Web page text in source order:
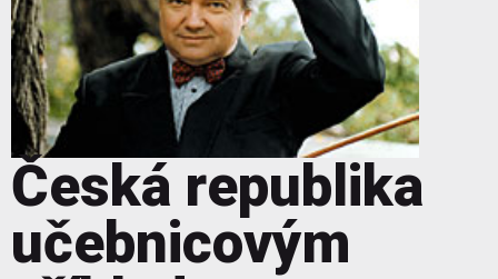
Česká republika
učebnicovým